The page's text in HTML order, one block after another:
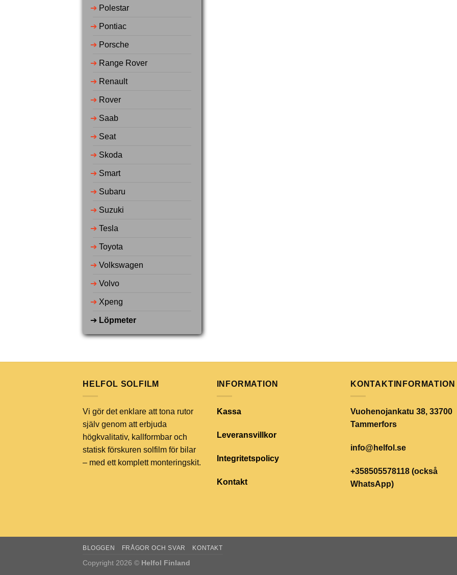
➔ Polestar
➔ Pontiac
➔ Porsche
➔ Range Rover
➔ Renault
➔ Rover
➔ Saab
➔ Seat
➔ Skoda
➔ Smart
➔ Subaru
➔ Suzuki
➔ Tesla
➔ Toyota
➔ Volkswagen
➔ Volvo
➔ Xpeng
➔ Löpmeter
HELFOL SOLFILM
Vi gör det enklare att tona rutor
själv genom att erbjuda
högkvalitativ, kallformbar och
statisk förskuren solfilm för bilar
– med ett komplett monteringskit.
INFORMATION
Kassa
Leveransvillkor
Integritetspolicy
Kontakt
KONTAKTINFORMATION
Vuohenojankatu 38, 33700
Tammerfors
info@helfol.se
+358505578118 (också
WhatsApp)
BLOGGEN FRÅGOR OCH SVAR KONTAKT
Copyright 2026 © Helfol Finland